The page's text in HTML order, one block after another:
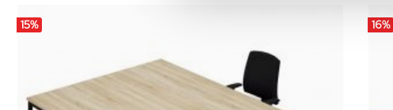
15% 16%